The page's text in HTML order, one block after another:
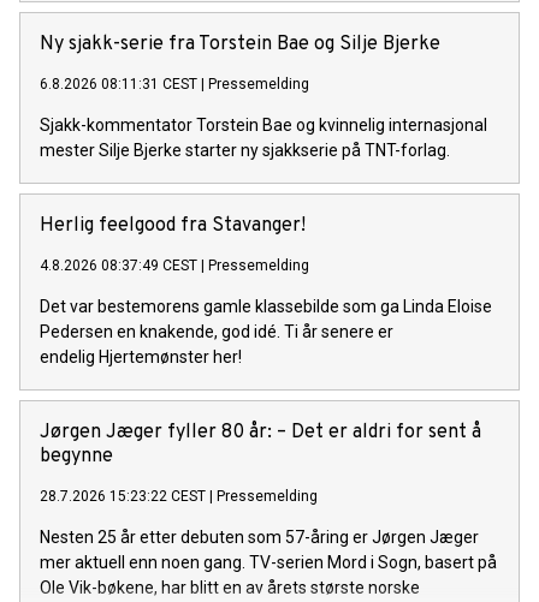
Ny sjakk-serie fra Torstein Bae og Silje Bjerke
6.8.2026 08:11:31 CEST Pressemelding
Sjakk-kommentator Torstein Bae og kvinnelig internasjonal
mester Silje Bjerke starter ny sjakkserie på TNT-forlag.
Herlig feelgood fra Stavanger!
4.8.2026 08:37:49 CEST Pressemelding
Det var bestemorens gamle klassebilde som ga Linda Eloise
Pedersen en knakende, god idé. Ti år senere er
endelig Hjertemønster her!
Jørgen Jæger fyller 80 år: – Det er aldri for sent å
begynne
28.7.2026 15:23:22 CEST Pressemelding
Nesten 25 år etter debuten som 57-åring er Jørgen Jæger
mer aktuell enn noen gang. TV-serien Mord i Sogn, basert på
Ole Vik-bøkene, har blitt en av årets største norske